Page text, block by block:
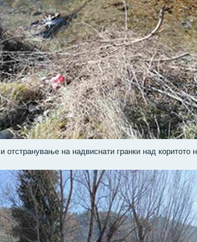
отстранување на надвиснати гранки над коритото